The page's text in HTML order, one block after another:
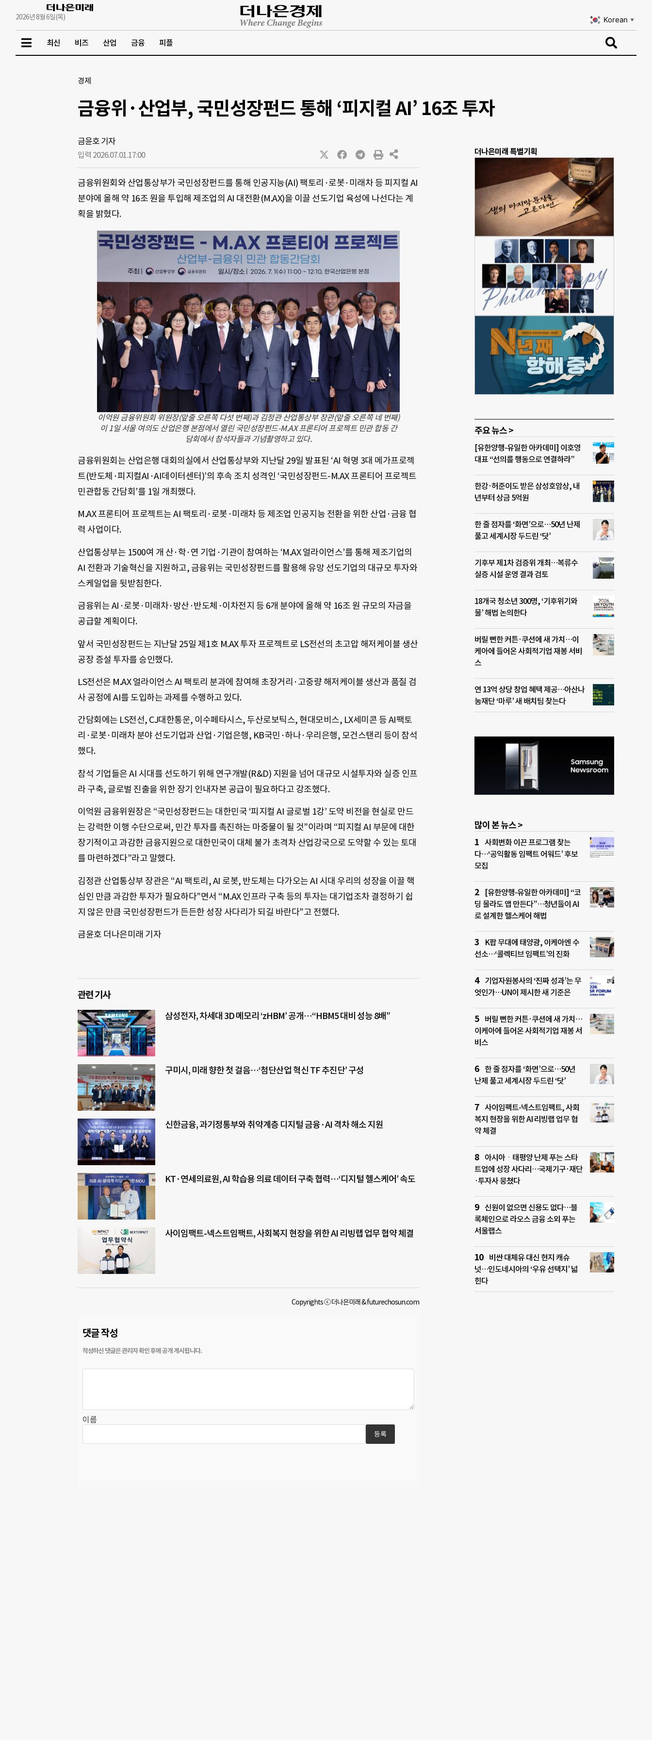
2026년 8월 6일(목) Korean ▼
최신 비즈 산업 금융 피플
경제
금융위·산업부, 국민성장펀드 통해 ‘피지컬 AI’ 16조 투자
금윤호 기자
입력 2026.07.01.17:00
금융위원회와 산업통상부가 국민성장펀드를 통해 인공지능(AI) 팩토리·로봇·미래차 등 피지컬 AI
분야에 올해 약 16조 원을 투입해 제조업의 AI 대전환(M.AX)을 이끌 선도기업 육성에 나선다는 계
획을 밝혔다.
이억원 금융위원회 위원장(앞줄 오른쪽 다섯 번째)과 김정관 산업통상부 장관(앞줄 오른쪽 네 번째)
이 1일 서울 여의도 산업은행 본점에서 열린 국민성장펀드-M.AX 프론티어 프로젝트 민관 합동 간
담회에서 참석자들과 기념촬영하고 있다.
금융위원회는 산업은행 대회의실에서 산업통상부와 지난달 29일 발표된 ‘AI 혁명 3대 메가프로젝
트(반도체·피지컬AI·AI데이터센터)’의 후속 조치 성격인 ‘국민성장펀드-M.AX 프론티어 프로젝트
민관합동 간담회’를 1일 개최했다.
M.AX 프론티어 프로젝트는 AI 팩토리·로봇·미래차 등 제조업 인공지능 전환을 위한 산업·금융 협
력 사업이다.
산업통상부는 1500여 개 산·학·연 기업·기관이 참여하는 ‘M.AX 얼라이언스’를 통해 제조기업의
AI 전환과 기술혁신을 지원하고, 금융위는 국민성장펀드를 활용해 유망 선도기업의 대규모 투자와
스케일업을 뒷받침한다.
금융위는 AI·로봇·미래차·방산·반도체·이차전지 등 6개 분야에 올해 약 16조 원 규모의 자금을
공급할 계획이다.
앞서 국민성장펀드는 지난달 25일 제1호 M.AX 투자 프로젝트로 LS전선의 초고압 해저케이블 생산
공장 증설 투자를 승인했다.
LS전선은 M.AX 얼라이언스 AI 팩토리 분과에 참여해 초장거리·고중량 해저케이블 생산과 품질 검
사 공정에 AI를 도입하는 과제를 수행하고 있다.
간담회에는 LS전선, CJ대한통운, 이수페타시스, 두산로보틱스, 현대모비스, LX세미콘 등 AI팩토
리·로봇·미래차 분야 선도기업과 산업·기업은행, KB국민·하나·우리은행, 모건스탠리 등이 참석
했다.
참석 기업들은 AI 시대를 선도하기 위해 연구개발(R&D) 지원을 넘어 대규모 시설투자와 실증 인프
라 구축, 글로벌 진출을 위한 장기 인내자본 공급이 필요하다고 강조했다.
이억원 금융위원장은 “국민성장펀드는 대한민국 ‘피지컬 AI 글로벌 1강’ 도약 비전을 현실로 만드
는 강력한 이행 수단으로써, 민간 투자를 촉진하는 마중물이 될 것”이라며 “피지컬 AI 부문에 대한
장기적이고 과감한 금융지원으로 대한민국이 대체 불가 초격차 산업강국으로 도약할 수 있는 토대
를 마련하겠다”라고 말했다.
김정관 산업통상부 장관은 “AI 팩토리, AI 로봇, 반도체는 다가오는 AI 시대 우리의 성장을 이끌 핵
심인 만큼 과감한 투자가 필요하다”면서 “M.AX 인프라 구축 등의 투자는 대기업조차 결정하기 쉽
지 않은 만큼 국민성장펀드가 든든한 성장 사다리가 되길 바란다”고 전했다.
금윤호 더나은미래 기자
관련 기사
삼성전자, 차세대 3D 메모리 ‘zHBM’ 공개…“HBM5 대비 성능 8배”
구미시, 미래 향한 첫 걸음…‘첨단산업 혁신 TF 추진단’ 구성
신한금융, 과기정통부와 취약계층 디지털 금융·AI 격차 해소 지원
KT·연세의료원, AI 학습용 의료 데이터 구축 협력…‘디지털 헬스케어’ 속도
사이임팩트-넥스트임팩트, 사회복지 현장을 위한 AI 리빙랩 업무 협약 체결
Copyrights ⓒ 더나은미래 & futurechosun.com
댓글 작성
이름
더나은미래 특별기획
주요 뉴스 >
[유한양행-유일한 아카데미] 이호영
대표 “선의를 행동으로 연결하라”
한강·허준이도 받은 삼성호암상, 내
년부터 상금 5억원
한 줄 점자를 ‘화면’으로…50년 난제
풀고 세계시장 두드린 ‘닷’
기후부 제1차 검증위 개최…복류수
실증 시설 운영 결과 검토
18개국 청소년 300명, ‘기후위기와
물’ 해법 논의한다
버릴 뻔한 커튼·쿠션에 새 가치…이
케아에 들어온 사회적기업 재봉 서비
스
연 13억 상당 창업 혜택 제공…아산나
눔재단 ‘마루’ 새 배치팀 찾는다
많이 본 뉴스 >
사회변화 이끈 프로그램 찾는
다…‘공익활동 임팩트 어워드’ 후보
모집
[유한양행-유일한 아카데미] “코
딩 몰라도 앱 만든다”…청년들이 AI
로 설계한 헬스케어 해법
K팝 무대에 태양광, 이케아엔 수
선소…‘콜렉티브 임팩트’의 진화
기업자원봉사의 ‘진짜 성과’는 무
엇인가…UN이 제시한 새 기준은
버릴 뻔한 커튼·쿠션에 새 가치…
이케아에 들어온 사회적기업 재봉 서
비스
한 줄 점자를 ‘화면’으로…50년
난제 풀고 세계시장 두드린 ‘닷’
사이임팩트-넥스트임팩트, 사회
복지 현장을 위한 AI 리빙랩 업무 협
약 체결
아시아ㆍ태평양 난제 푸는 스타
트업에 성장 사다리…국제기구·재단
·투자사 뭉쳤다
신원이 없으면 신용도 없다…블
록체인으로 라오스 금융 소외 푸는
서울랩스
비싼 대체유 대신 현지 캐슈
넛…인도네시아의 ‘우유 선택지’ 넓
힌다